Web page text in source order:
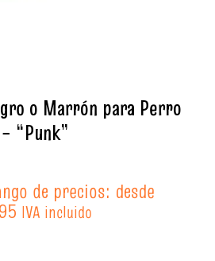
o Marrón para Perro
“Punk”
de precios: desde
IVA incluido